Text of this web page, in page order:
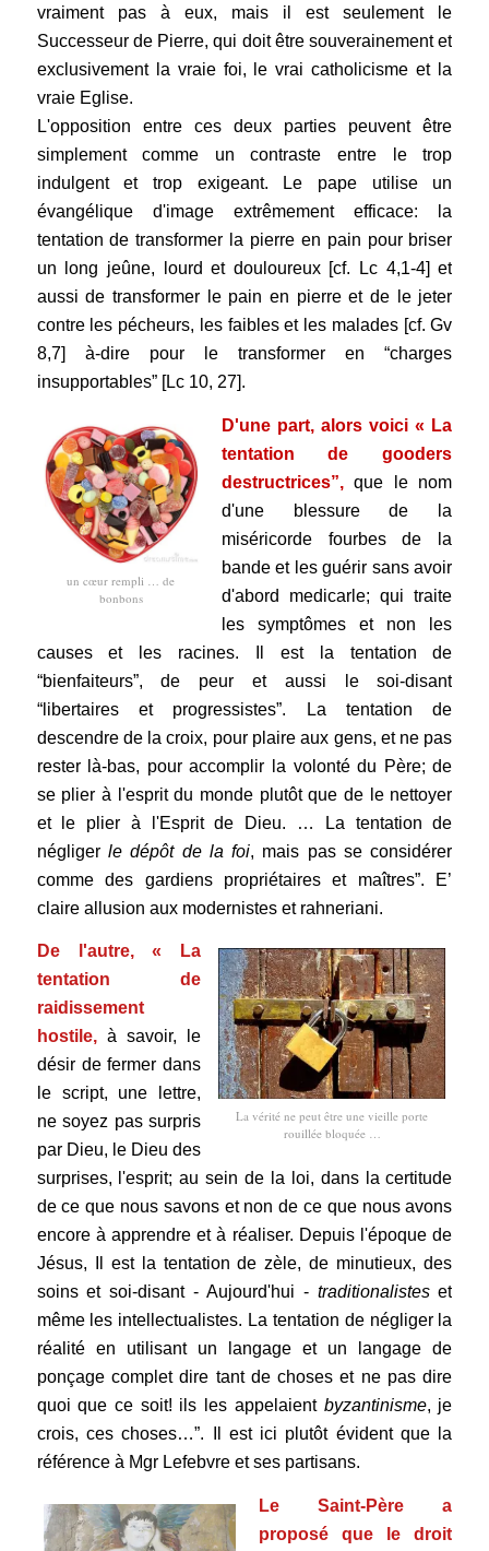
vraiment pas à eux, mais il est seulement le
Successeur de Pierre,qui doit être souverainement et
exclusivement la vraie foi, le vrai catholicisme et la
vraie Eglise.
L'opposition entre ces deux parties peuvent être
simplement comme un contraste entre le trop
indulgent et trop exigeant. Le pape utilise un
évangélique d'image extrêmement efficace: la
tentation de transformer la pierre en pain pour briser
un long jeûne, lourd et douloureux [cf. Lc 4,1-4] et
aussi de transformer le pain en pierre et de le jeter
contre les pécheurs, les faibles et les malades [cf. Gv
8,7] à-dire pour le transformer en “charges
insupportables” [Lc 10, 27].
un cœur rempli … de
bonbons
D'une part, alors voici « La
tentation de gooders
destructrices”,que le nom
d'une blessure de la
miséricorde fourbes de la
bande et les guérir sans avoir
d'abord medicarle; qui traite
les symptômes et non les
causes et les racines. Il est la tentation de
“bienfaiteurs”, de peur et aussi le soi-disant
“libertaires et progressistes”. La tentation de
descendre de la croix, pour plaire aux gens, et ne pas
rester là-bas, pour accomplir la volonté du Père; de
se plier à l'esprit du monde plutôt que de le nettoyer
et le plier à l'Esprit de Dieu. … La tentation de
négliger le dépôt de la foi, mais pas se considérer
comme des gardiens propriétaires et maîtres”. E’
claire allusion aux modernistes et rahneriani.
La vérité ne peut être une vieille porte
rouillée bloquée …
De l'autre, « La
tentation de
raidissement
hostile, à savoir, le
désir de fermer dans
le script, une lettre,
ne soyez pas surpris
par Dieu, le Dieu des
surprises, l'esprit; au sein de la loi, dans la certitude
de ce que nous savons et non de ce que nous avons
encore à apprendre et à réaliser. Depuis l'époque de
Jésus, Il est la tentation de zèle, de minutieux, des
soins et soi-disant - Aujourd'hui - traditionalisteset
même les intellectualistes. La tentation de négliger la
réalité en utilisant un langage et un langage de
ponçage complet dire tant de choses et ne pas dire
quoi que ce soit! ils les appelaient byzantinisme, je
crois, ces choses…”. Il est ici plutôt évident que la
référence à Mgr Lefebvre et ses partisans.
Le Saint-Père a
proposé que le droit